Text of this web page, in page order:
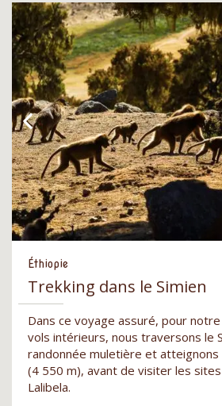
Éthiopie
Trekking dans le Simien
Dans ce voyage assuré, pour
vols intérieurs, nous traversons le
randonnée muletière et
(4 550 m), avant de visiter les
Lalibela.